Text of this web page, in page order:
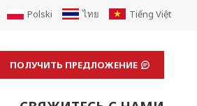
Polski ไทย Tiếng Việt
ПОЛУЧИТЬ ПРЕДЛОЖЕНИЕ